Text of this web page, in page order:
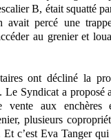
B, était squatté
avait percé une
au grenier et
ont décliné la
Le Syndicat a proposé
vente aux enchères
plusieurs
c’est Eva Tanger